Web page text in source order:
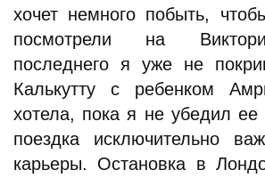
хочет немного побыть,
посмотрели на
последнего я уже не
Калькутту с ребенком
хотела, пока я не убедил ее
поездка исключительно
карьеры. Остановка в